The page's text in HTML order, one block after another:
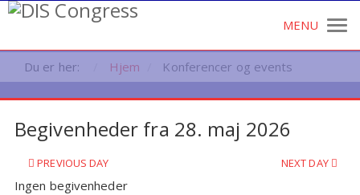
Du er her: Hjem Konferencer og events
Begivenheder fra 28. maj 2026
PREVIOUS DAY NEXT DAY
Ingen begivenheder